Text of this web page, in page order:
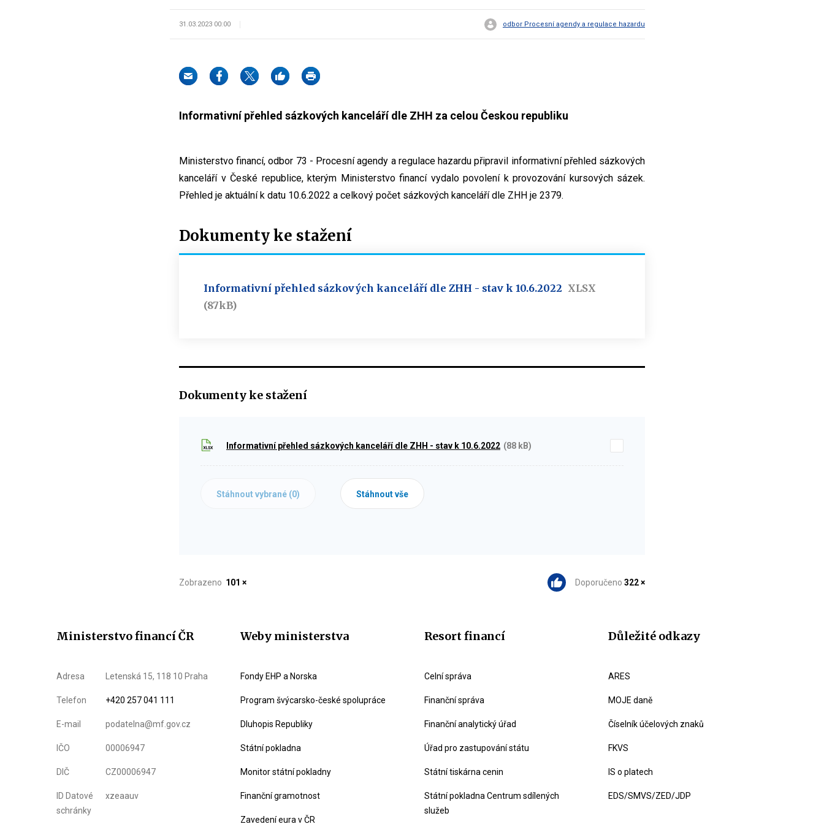
31.03.2023 00:00 odbor Procesní agendy a regulace hazardu
Informativní přehled sázkových kanceláří dle ZHH za celou Českou republiku
Ministerstvo financí, odbor 73 - Procesní agendy a regulace hazardu připravil informativní přehled sázkových
kanceláří v České republice, kterým Ministerstvo financí vydalo povolení k provozování kursových sázek.
Přehled je aktuální k datu 10.6.2022 a celkový počet sázkových kanceláří dle ZHH je 2379.
Dokumenty ke stažení
Informativní přehled sázkových kanceláří dle ZHH - stav k 10.6.2022 XLSX
(87kB)
Dokumenty ke stažení
Informativní přehled sázkových kanceláří dle ZHH - stav k 10.6.2022 (88 kB)
Stáhnout vybrané (0) Stáhnout vše
Zobrazeno 101 × Doporučeno 322 ×
Ministerstvo financí ČR
Adresa Letenská 15, 118 10 Praha
Telefon +420 257 041 111
E-mail podatelna@mf.gov.cz
IČO 00006947
DIČ CZ00006947
ID Datové
schránky
xzeaauv
Weby ministerstva
Fondy EHP a Norska
Program švýcarsko-české spolupráce
Dluhopis Republiky
Státní pokladna
Monitor státní pokladny
Finanční gramotnost
Zavedení eura v ČR
Resort financí
Celní správa
Finanční správa
Finanční analytický úřad
Úřad pro zastupování státu
Státní tiskárna cenin
Státní pokladna Centrum sdílených
služeb
Důležité odkazy
ARES
MOJE daně
Číselník účelových znaků
FKVS
IS o platech
EDS/SMVS/ZED/JDP